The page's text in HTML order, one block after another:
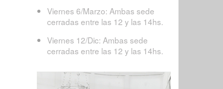
Viernes 6/Marzo: Ambas sede
cerradas entre las 12 y las 14hs.
Viernes 12/Dic: Ambas sede
cerradas entre las 12 y las 14hs.